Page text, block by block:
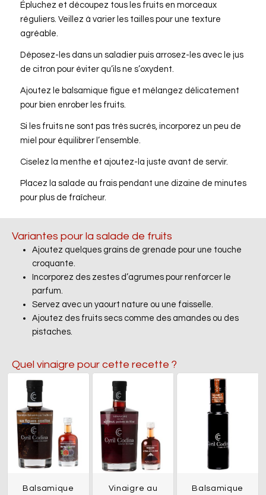
Épluchez et découpez tous les fruits en morceaux
réguliers. Veillez à varier les tailles pour une texture
agréable.
Déposez-les dans un saladier puis arrosez-les avec le jus
de citron pour éviter qu’ils ne s’oxydent.
Ajoutez le balsamique figue et mélangez délicatement
pour bien enrober les fruits.
Si les fruits ne sont pas très sucrés, incorporez un peu de
miel pour équilibrer l’ensemble.
Ciselez la menthe et ajoutez-la juste avant de servir.
Placez la salade au frais pendant une dizaine de minutes
pour plus de fraîcheur.
Quel vinaigre pour cette recette ?
Balsamique
Vinaigre au
Balsamique
Variantes pour la salade de fruits
Ajoutez quelques grains de grenade pour une touche
croquante.
Incorporez des zestes d’agrumes pour renforcer le
parfum.
Servez avec un yaourt nature ou une faisselle.
Ajoutez des fruits secs comme des amandes ou des
pistaches.